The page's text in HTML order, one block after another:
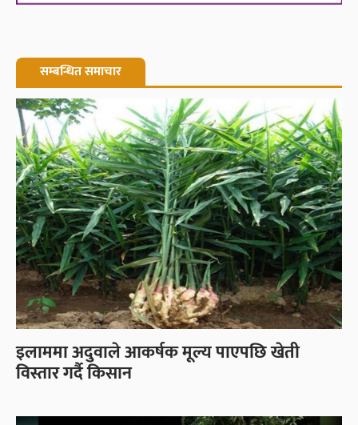
सम्बन्धित समाचार
इलाममा अदुवाले आकर्षक मूल्य पाएपछि खेती
विस्तार गर्दै किसान